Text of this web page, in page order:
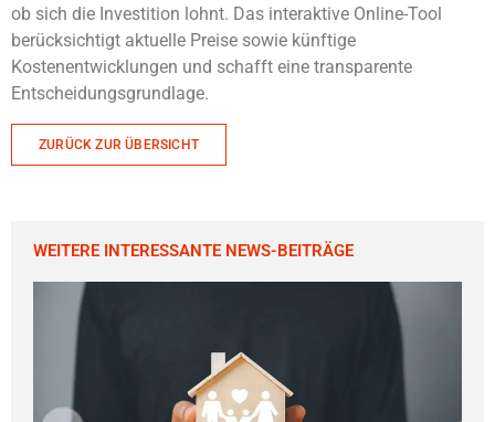
ob sich die Investition lohnt. Das interaktive Online-Tool
berücksichtigt aktuelle Preise sowie künftige
Kostenentwicklungen und schafft eine transparente
Entscheidungsgrundlage.
ZURÜCK ZUR ÜBERSICHT
WEITERE INTERESSANTE NEWS-BEITRÄGE